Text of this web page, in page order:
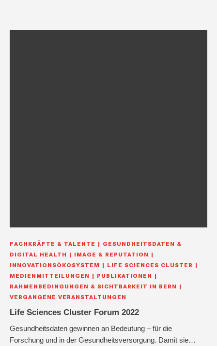
FACHKRÄFTE & TALENTE
GESUNDHEITSDATEN &
DIGITAL HEALTH
IMAGE & REPUTATION
INNOVATIONSÖKOSYSTEM
LIFE SCIENCES CLUSTER
MEDIENMITTEILUNGEN
PUBLIKATIONEN
RAHMENBEDINGUNGEN & SICHTBARKEIT IN BERN
VERGANGENE VERANSTALTUNGEN
Life Sciences Cluster Forum 2022
Gesundheitsdaten gewinnen an Bedeutung – für die
Forschung und in der Gesundheitsversorgung. Damit sie…